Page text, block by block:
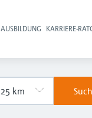
Haupt-
AUSBILDUNG KARRIERE-